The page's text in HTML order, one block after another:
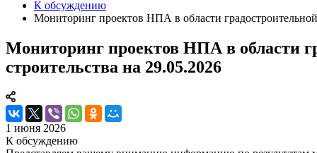
К обсуждению
Мониторинг проектов НПА в области градостроительной
Мониторинг проектов НПА в области
строительства на 29.05.2026
1 июня 2026
К обсуждению